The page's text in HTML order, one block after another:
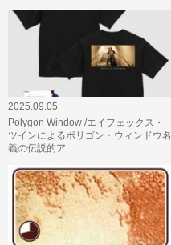
2025.09.05
Polygon Window /エイフェックス・
ツインによるポリゴン・ウィンドウ名
義の伝説的ア…